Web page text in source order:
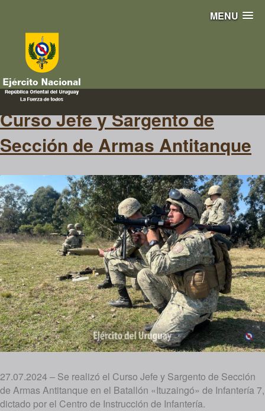
MENU
Salto
Curso Jefe y Sargento de
Sección de Armas Antitanque
27.07.2024 – Se realizó el Curso Jefe y Sargento de Sección
de Armas Antitanque en el Batallón «Ituzaingó» de Infantería 7,
dictado por el Centro de Instrucción de Infantería.